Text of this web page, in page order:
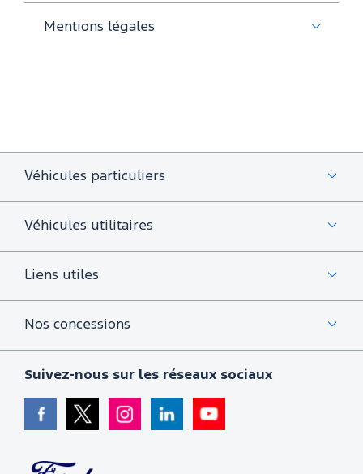
Mentions légales
Véhicules particuliers
Véhicules utilitaires
Liens utiles
Nos concessions
Suivez-nous sur les réseaux sociaux